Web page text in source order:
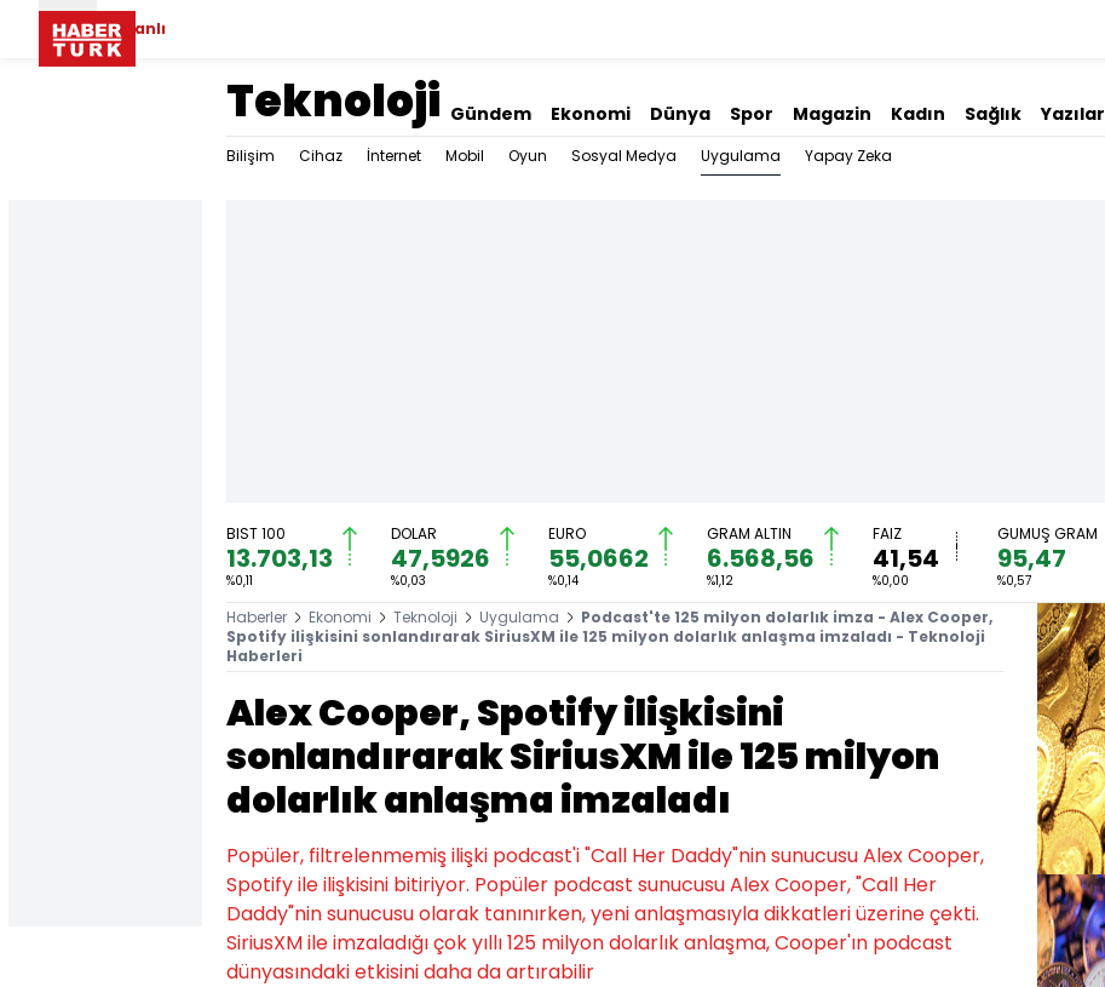
Canlı
Teknoloji Gündem Ekonomi Dünya Spor Magazin Kadın Sağlık Yazılar
Bilişim Cihaz İnternet Mobil Oyun Sosyal Medya Uygulama Yapay Zeka
BIST 100
13.703,13
%0,11
DOLAR
47,5926
%0,03
EURO
55,0662
%0,14
GRAM ALTIN
6.568,56
%1,12
FAİZ
41,54
%0,00
GÜMÜŞ GRAM
95,47
%0,57
Haberler Ekonomi Teknoloji Uygulama
Podcast'te 125 milyon dolarlık imza - Alex Cooper,
Spotify ilişkisini sonlandırarak SiriusXM ile 125 milyon dolarlık anlaşma imzaladı - Teknoloji
Haberleri
Alex Cooper, Spotify ilişkisini
sonlandırarak SiriusXM ile 125 milyon
dolarlık anlaşma imzaladı
Popüler, filtrelenmemiş ilişki podcast'i "Call Her Daddy"nin sunucusu Alex Cooper,
Spotify ile ilişkisini bitiriyor. Popüler podcast sunucusu Alex Cooper, "Call Her
Daddy"nin sunucusu olarak tanınırken, yeni anlaşmasıyla dikkatleri üzerine çekti.
SiriusXM ile imzaladığı çok yıllı 125 milyon dolarlık anlaşma, Cooper'ın podcast
dünyasındaki etkisini daha da artırabilir